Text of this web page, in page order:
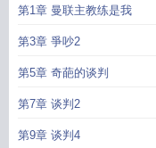
第1章 曼联主教练是我
第3章 爭吵2
第5章 奇葩的谈判
第7章 谈判2
第9章 谈判4